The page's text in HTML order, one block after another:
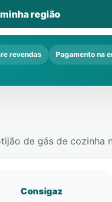
região
revendas Pagamento na
de gás de cozinha
Consigaz